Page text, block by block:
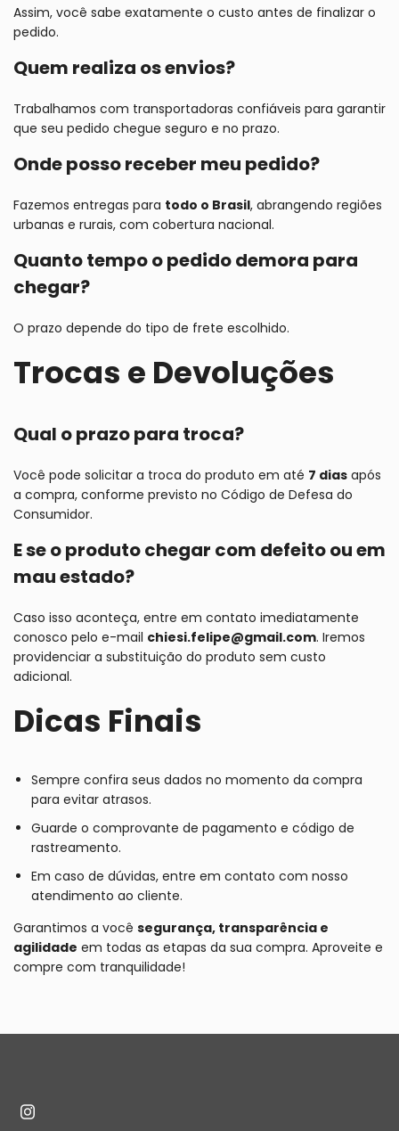
Assim, você sabe exatamente o custo antes de finalizar o
pedido.
Quem realiza os envios?
Trabalhamos com transportadoras confiáveis para garantir
que seu pedido chegue seguro e no prazo.
Onde posso receber meu pedido?
Fazemos entregas para todo o Brasil, abrangendo regiões
urbanas e rurais, com cobertura nacional.
Quanto tempo o pedido demora para
chegar?
O prazo depende do tipo de frete escolhido.
Trocas e Devoluções
Qual o prazo para troca?
Você pode solicitar a troca do produto em até 7 dias após
a compra, conforme previsto no Código de Defesa do
Consumidor.
E se o produto chegar com defeito ou em
mau estado?
Caso isso aconteça, entre em contato imediatamente
conosco pelo e-mail chiesi.felipe@gmail.com. Iremos
providenciar a substituição do produto sem custo
adicional.
Dicas Finais
Sempre confira seus dados no momento da compra
para evitar atrasos.
Guarde o comprovante de pagamento e código de
rastreamento.
Em caso de dúvidas, entre em contato com nosso
atendimento ao cliente.
Garantimos a você segurança, transparência e
agilidade em todas as etapas da sua compra. Aproveite e
compre com tranquilidade!